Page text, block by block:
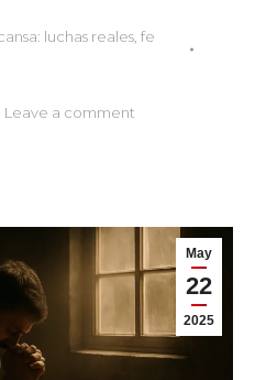
luchas reales, fe
Leave a comment
May
22
2025